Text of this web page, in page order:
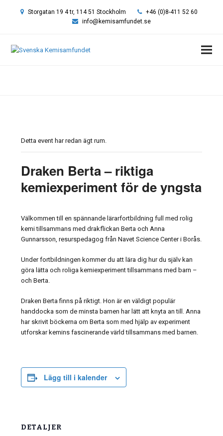
Storgatan 19 4 tr, 114 51 Stockholm
+46 (0)8-411 52 60
info@kemisamfundet.se
Detta event har redan ägt rum.
Draken Berta – riktiga
kemiexperiment för de yngsta
Välkommen till en spännande lärarfortbildning full med rolig
kemi tillsammans med drakflickan Berta och Anna
Gunnarsson, resurspedagog från Navet Science Center i Borås.
Under fortbildningen kommer du att lära dig hur du själv kan
göra lätta och roliga kemiexperiment tillsammans med barn –
och Berta.
Draken Berta finns på riktigt. Hon är en väldigt populär
handdocka som de minsta barnen har lätt att knyta an till. Anna
har skrivit böckerna om Berta som med hjälp av experiment
utforskar kemins fascinerande värld tillsammans med barnen.
Lägg till i kalender
DETALJER